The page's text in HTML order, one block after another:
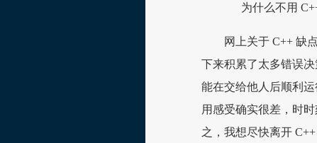
为什么不用
网上关于 C++ 缺
下来积累了太多错误
能在交给他人后顺利
用感受确实很差，时
之，我想尽快离开 C++